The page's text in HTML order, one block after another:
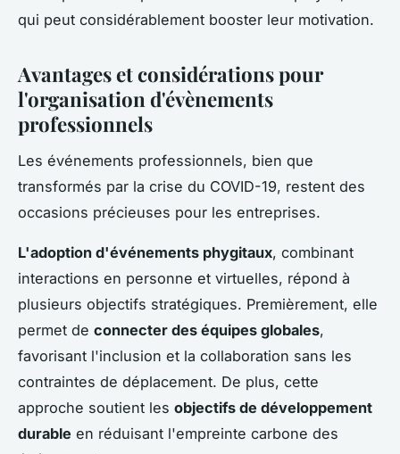
qui peut considérablement booster leur motivation.
Avantages et considérations pour
l'organisation d'évènements
professionnels
Les événements professionnels, bien que
transformés par la crise du COVID-19, restent des
occasions précieuses pour les entreprises.
L'adoption d'événements phygitaux, combinant
interactions en personne et virtuelles, répond à
plusieurs objectifs stratégiques. Premièrement, elle
permet de connecter des équipes globales,
favorisant l'inclusion et la collaboration sans les
contraintes de déplacement. De plus, cette
approche soutient les objectifs de développement
durable en réduisant l'empreinte carbone des